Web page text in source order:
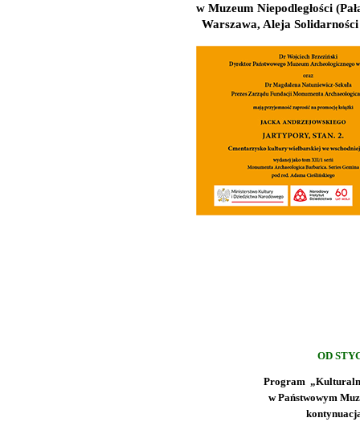
w Muzeum Niepodległości
Warszawa, Aleja
OD
Program
w Państwowym